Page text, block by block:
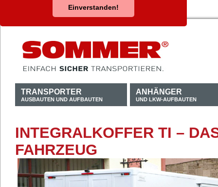
Einverstanden!
TRANSPORTER
AUSBAUTEN UND AUFBAUTEN
ANHÄNGER
UND LKW-AUFBAUTEN
INTEGRALKOFFER TI –
FAHRZEUG